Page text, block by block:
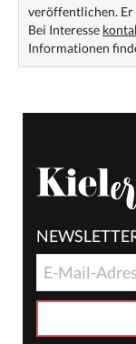
veröffentlichen. Er
Bei Interesse
Informationen